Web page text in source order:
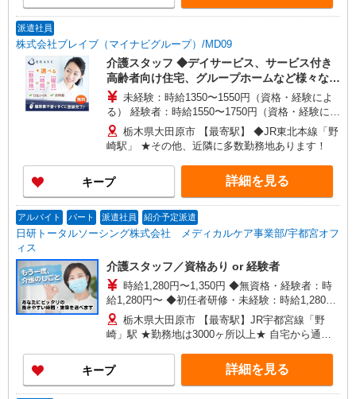
派遣社員
株式会社ブレイブ（マイナビグループ）/MD09
介護スタッフ ◆デイサービス、サービス付き
高齢者向け住宅、グループホームなど様々な勤
務先から選べます。
未経験：時給1350〜1550円（資格・経験によ
る） 経験者：時給1550〜1750円（資格・経験によ
る） ◎月収例 時給1750円×1日8時間×22日（週5
日）＝30万8000円 ◆昇給あり ◆支払い方法 ※日
払い/週払い/月払い対応も可能です。詳しくは面談
時にご相談ください。 ◆交通費：別途全額支給 ※
当社規定あり
栃木県大田原市 【最寄駅】 ◆JR東北本線「野
崎駅」 ★その他、近隣に多数勤務地あります！
キープ 詳細を見る
アルバイト パート 派遣社員 紹介予定派遣
日研トータルソーシング株式会社 メディカルケア事業部/宇都宮オフ
ィス
介護スタッフ／資格あり or 経験者
時給1,280円〜1,350円 ◆無資格・経験者：時
給1,280円〜 ◆初任者研修・未経験：時給1,280
円〜 ◆初任者研修・経験者：時給1,300円〜 ◆介
護福祉士：時給1,350円〜 ※経験者は3ヶ月以上 ※
給与幅は経験・能力による ★週払いOK（規定あ
り）
栃木県大田原市 【最寄駅】JR宇都宮線「野
崎」駅 ★勤務地は3000ヶ所以上★ 自宅から通い
い！！
キープ 詳細を見る